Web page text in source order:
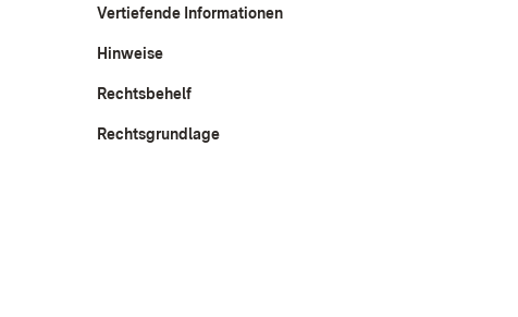
Vertiefende Informationen
Hinweise
Rechtsbehelf
Rechtsgrundlage